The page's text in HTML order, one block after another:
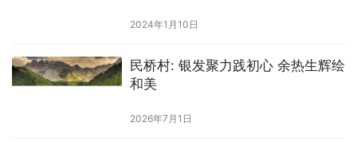
2024年1月10日
民桥村: 银发聚力践初心 余热生辉绘
和美
2026年7月1日